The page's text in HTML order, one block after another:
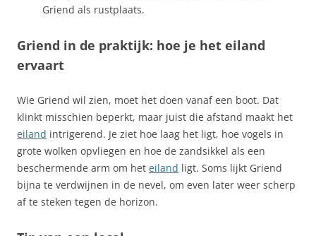
Griend als rustplaats.
Griend in de praktijk: hoe je het eiland
ervaart
Wie Griend wil zien, moet het doen vanaf een boot. Dat
klinkt misschien beperkt, maar juist die afstand maakt het
eiland intrigerend. Je ziet hoe laag het ligt, hoe vogels in
grote wolken opvliegen en hoe de zandsikkel als een
beschermende arm om het eiland ligt. Soms lijkt Griend
bijna te verdwijnen in de nevel, om even later weer scherp
af te steken tegen de horizon.